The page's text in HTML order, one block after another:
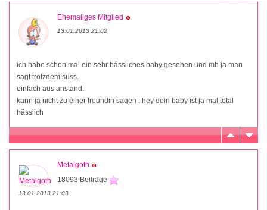
Ehemaliges Mitglied
13.01.2013 21:02
ich habe schon mal ein sehr hässliches baby gesehen und mh ja man
sagt trotzdem süss.
einfach aus anstand.
kann ja nicht zu einer freundin sagen : hey dein baby ist ja mal total
hässlich
Metalgoth
18093 Beiträge
13.01.2013 21:03